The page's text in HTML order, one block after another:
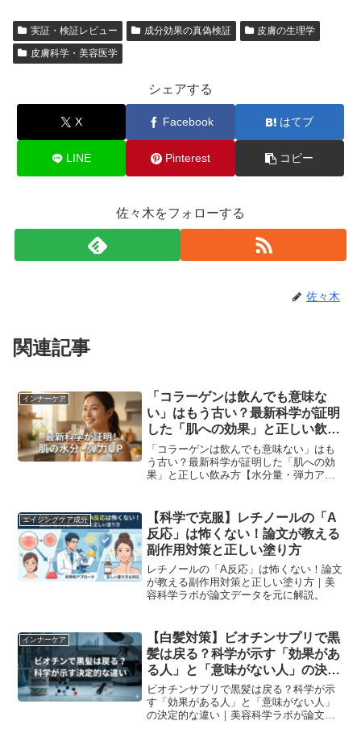
実証・検証レビュー 成分効果の真偽検証
皮膚の生理学
皮膚科学・美容医学
シェアする
X Facebook はてブ
LINE Pinterest コピー
佐々木をフォローする
佐々木
関連記事
インナーケア
「コラーゲンは飲んでも意味な
い」はもう古い？最新科学が証明
した「肌への効果」と正しい飲み
方【水分量・弾力アップ
「コラーゲンは飲んでも意味ない」はも
う古い？最新科学が証明した「肌への効
果」と正しい飲み方【水分量・弾力アッ
エイジングケア成分
【科学で克服】レチノールの「A
反応」は怖くない！論文が教える
副作用対策と正しい塗り方
レチノールの「A反応」は怖くない！論文
が教える副作用対策と正しい塗り方｜美
容科学ラボが論文データを元に解説。
インナーケア
【白髪対策】ビオチンサプリで黒
髪は戻る？科学が示す「効果があ
る人」と「意味がない人」の決定
的な違い
ビオチンサプリで黒髪は戻る？科学が示
す「効果がある人」と「意味がない人」
の決定的な違い｜美容科学ラボが論文デ